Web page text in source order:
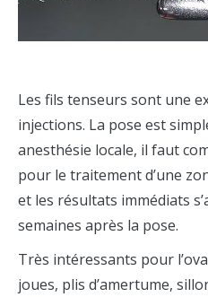
Les fils tenseurs sont une
injections. La pose est
anesthésie locale, il faut
pour le traitement d’une
et les résultats immédiats
semaines après la pose.
Très intéressants pour
joues, plis d’amertume,